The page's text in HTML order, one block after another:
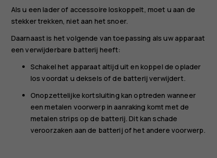
Als u een lader of accessoire loskoppelt, moet u aan de
stekker trekken, niet aan het snoer.
Daarnaast is het volgende van toepassing als uw apparaat
een verwijderbare batterij heeft:
Schakel het apparaat altijd uit en koppel de oplader
los voordat u deksels of de batterij verwijdert.
Onopzettelijke kortsluiting kan optreden wanneer
een metalen voorwerp in aanraking komt met de
metalen strips op de batterij. Dit kan schade
veroorzaken aan de batterij of het andere voorwerp.